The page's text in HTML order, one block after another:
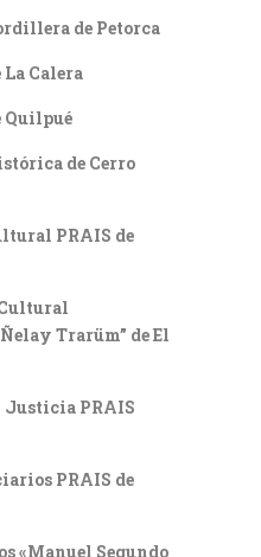
de Petorca
Calera
Quilpué
de Cerro
PRAIS de
Trarüm” de El
PRAIS
PRAIS de
«Manuel Segundo